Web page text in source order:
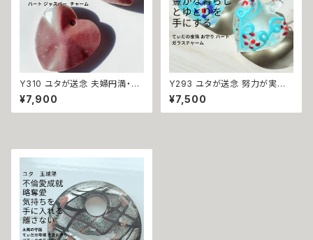
Y310 ユタが送念 夫婦円満・家
族を守る 愛と絆を結ぶ てぃだ
のくくる珠 ハート ジャスパー チ
ャーム 天然石 お守り 守護守り
直り 縁結び 海 沖縄 玉城 ユタ
占い お守り ハート 人間関係 開
¥7,900
Y293 ユタが送念 努力が実を
結ぶ 財運が上向く 海の守護 て
ぃだの金珠 お守り ハート ガラ
スチャーム 占い 祈祷 送念 金運
¥7,500